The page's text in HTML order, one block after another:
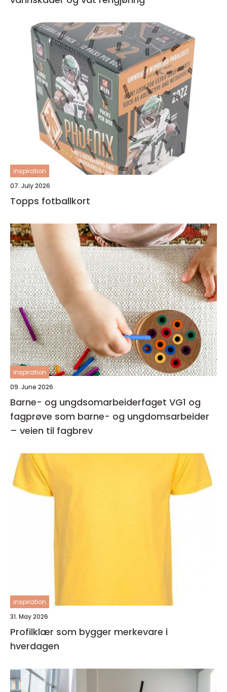
inspiration
07. July 2026
Topps fotballkort
inspiration
09. June 2026
Barne- og ungdsomarbeiderfaget VG1 og
fagprøve som barne- og ungdomsarbeider
– veien til fagbrev
inspiration
31. May 2026
Profilklær som bygger merkevare i
hverdagen